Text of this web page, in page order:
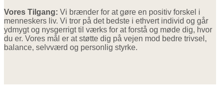
Vores Tilgang: Vi brænder for at gøre en positiv forskel i
menneskers liv. Vi tror på det bedste i ethvert individ og går
ydmygt og nysgerrigt til værks for at forstå og møde dig, hvor
du er. Vores mål er at støtte dig på vejen mod bedre trivsel,
balance, selvværd og personlig styrke.